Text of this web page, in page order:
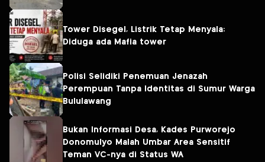
Tower Disegel, Listrik Tetap Menyala:
Diduga ada Mafia tower
Polisi Selidiki Penemuan Jenazah
Perempuan Tanpa Identitas di Sumur Warga
Bululawang
Bukan Informasi Desa, Kades Purworejo
Donomulyo Malah Umbar Area Sensitif
Teman VC-nya di Status WA